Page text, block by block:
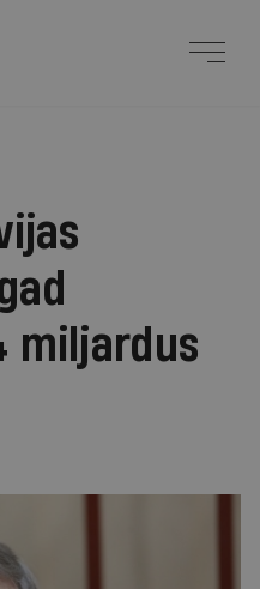
miljardus